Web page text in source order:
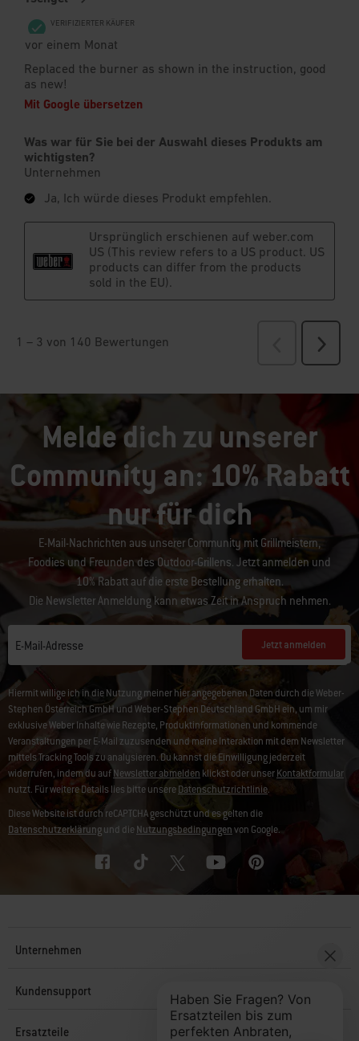
Melde dich zu unserer
Community an: 10% Rabatt
nur für dich
E-Mail-Nachrichten aus unserer Community mit Grillmeistern,
Foodies und Freunden des Outdoor-Grillens. Jetzt anmelden und
10% Rabatt auf die erste Bestellung erhalten.
Die Newsletter Anmeldung kann etwas Zeit in Anspruch nehmen.
E-Mail-Adresse Jetzt anmelden
Hiermit willige ich in die Nutzung meiner hier angegebenen Daten durch die Weber-
Stephen Österreich GmbH und Weber-Stephen Deutschland GmbH ein, um mir
exklusive Weber Inhalte wie Rezepte, Produktinformationen und kommende
Veranstaltungen per E-Mail zuzusenden und meine Interaktion mit dem Newsletter
mittels Tracking Tools zu analysieren. Du kannst die Einwilligung jederzeit
widerrufen, indem du aufNewsletter abmelden klickst oder unserKontaktformular
nutzt. Für weitere Details lies bitte unsereDatenschutzrichtlinie.
Diese Website ist durch reCAPTCHA geschützt und es gelten die
Datenschutzerklärungund dieNutzungsbedingungenvon Google.
Unternehmen
Kundensupport
Ersatzteile